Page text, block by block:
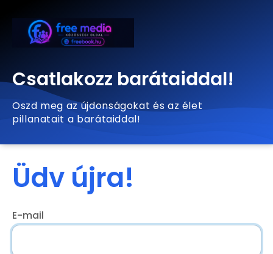
Csatlakozz barátaiddal!
Oszd meg az újdonságokat és az élet
pillanatait a barátaiddal!
Üdv újra!
E-mail